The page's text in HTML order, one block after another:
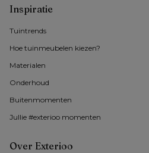
Inspiratie
Tuintrends
Hoe tuinmeubelen kiezen?
Materialen
Onderhoud
Buitenmomenten
Jullie #exterioo momenten
Over Exterioo